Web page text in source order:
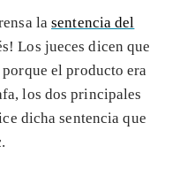
lasentencia del
Los jueces dicen que
el producto era
los dos principales
dicha sentencia que
.